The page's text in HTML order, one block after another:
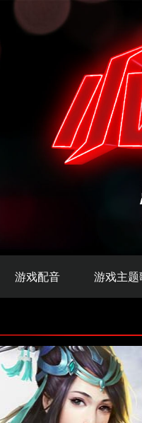
游戏配音 游戏主题